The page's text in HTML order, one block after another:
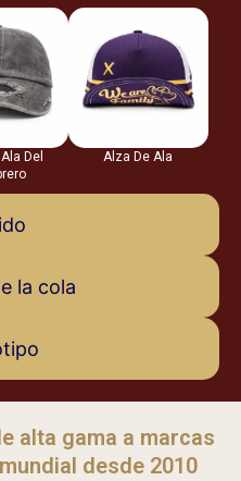
la cola
Del
Alza De Ala
alta gama a marcas
desde 2010